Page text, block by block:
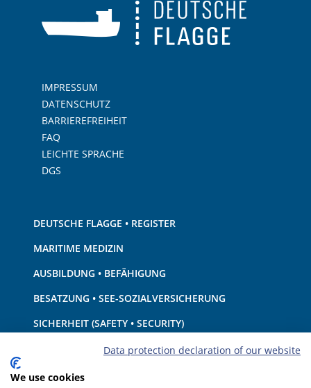
IMPRESSUM
DATENSCHUTZ
BARRIEREFREIHEIT
FAQ
LEICHTE SPRACHE
DGS
DEUTSCHE FLAGGE • REGISTER
MARITIME MEDIZIN
AUSBILDUNG • BEFÄHIGUNG
BESATZUNG • SEE-SOZIALVERSICHERUNG
SICHERHEIT (SAFETY • SECURITY)
SCHIFF • AUSRÜSTUNG
UMWELTSCHUTZ • KLIMA
Data protection declaration of our website
We use cookies